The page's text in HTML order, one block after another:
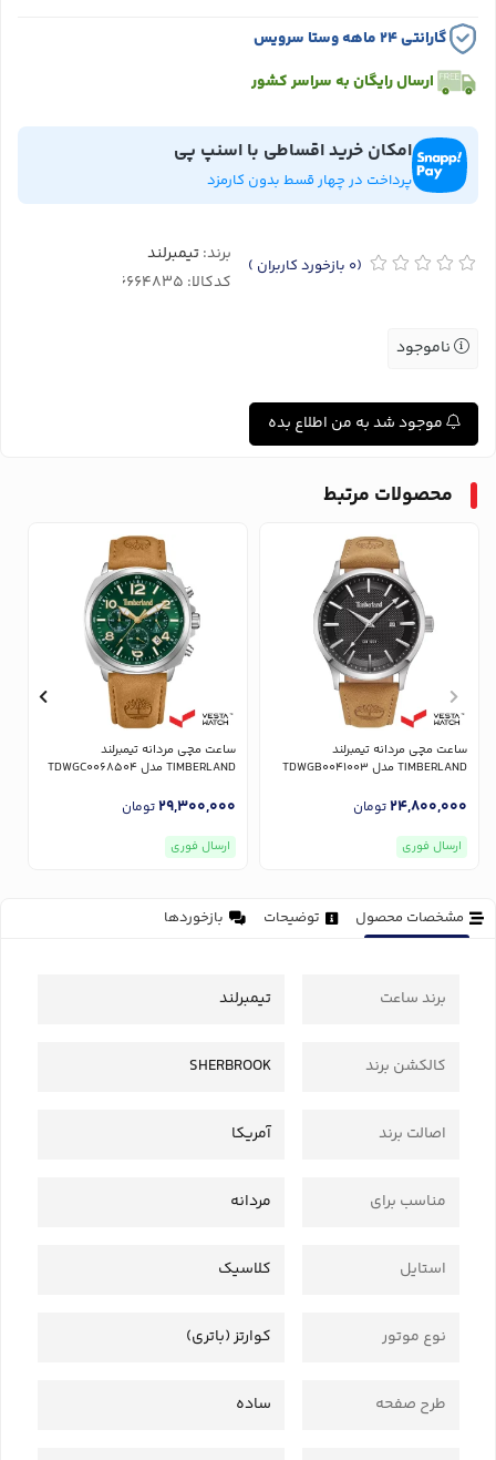
گارانتی ۲۴ ماهه وستا سرویس
ارسال رایگان به سراسر کشور
امکان خرید اقساطی با اسنپ پی
پرداخت در چهار قسط بدون کارمزد
(0 بازخورد کاربران ) برند:تیمبرلند
کدکالا:
ناموجود
موجود شد به من اطلاع بده
محصولات مرتبط
ساعت مچی مردانه تیمبرلند
TIMBERLAND مدل TDWGB0041003
24,800,000تومان
ارسال فوری
ساعت مچی مردانه تیمبرلند
TIMBERLAND مدل TDWGC0068504
29,300,000تومان
ارسال فوری
مشخصات محصول توضیحات بازخوردها
برند ساعت تیمبرلند
کالکشن برند SHERBROOK
اصالت برند آمریکا
مناسب برای مردانه
استایل کلاسیک
نوع موتور کوارتز (باتری)
طرح صفحه ساده